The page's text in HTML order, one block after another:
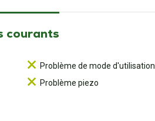
courants
Problème de mode d'utilisation
Problème piezo